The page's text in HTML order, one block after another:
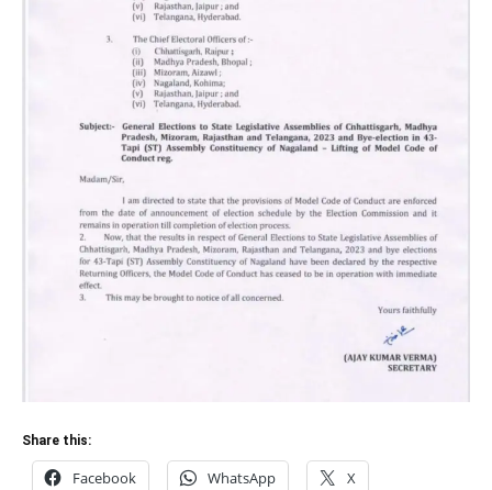
Share this:
Facebook WhatsApp X